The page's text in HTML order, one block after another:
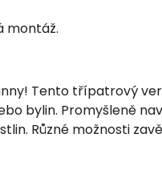
montáž.
Tento třípatrový
bylin. Promyšleně
Různé možnosti